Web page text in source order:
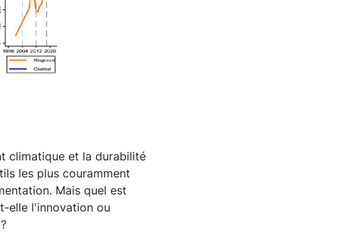
climatique et la durabilité
les plus couramment
Mais quel est
elle l'innovation ou